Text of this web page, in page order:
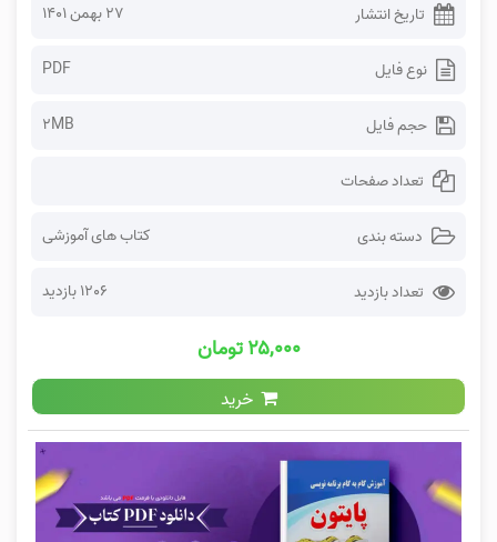
تاریخ انتشار ۲۷ بهمن ۱۴۰۱
نوع فایل PDF
حجم فایل 2MB
تعداد صفحات
دسته بندی کتاب های آموزشی
تعداد بازدید 1206 بازدید
۲۵,۰۰۰ تومان
خرید